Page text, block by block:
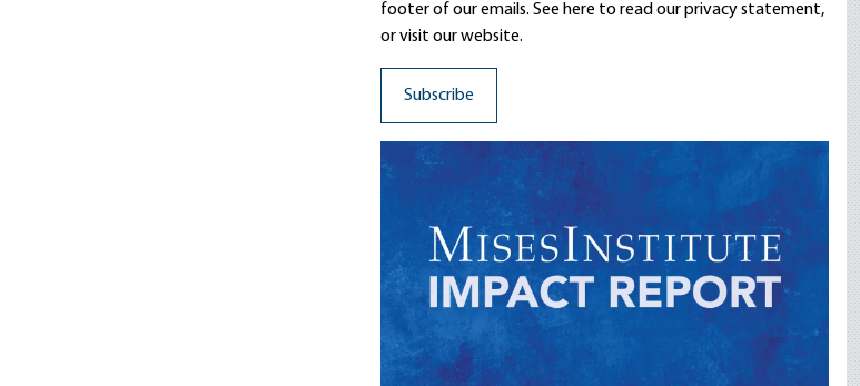
footer of our emails. See here to read ourprivacy statement,
or visit our website.